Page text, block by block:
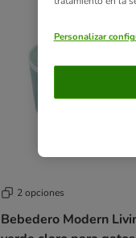
2 opciones
Bebedero Modern
Personalizar